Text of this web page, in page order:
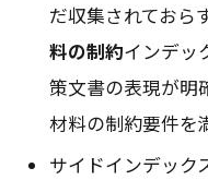
だ収集されておら
料の制約インデッ
策文書の表現が明
材料の制約要件を
サイドインデック